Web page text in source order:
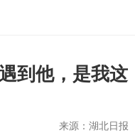
到他，是我这
来源：湖北日报